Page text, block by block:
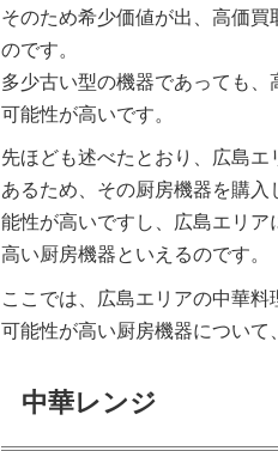
そのため希少価値が出、高価
のです。
多少古い型の機器であっても、
可能性が高いです。
先ほども述べたとおり、広島
あるため、その厨房機器を購
能性が高いですし、広島エリア
高い厨房機器といえるのです。
ここでは、広島エリアの中華
可能性が高い厨房機器について
中華レンジ